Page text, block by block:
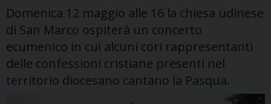
Domenica 12 maggio alle 16 la chiesa udinese
di San Marco ospiterà un concerto
ecumenico in cui alcuni cori rappresentanti
delle confessioni cristiane presenti nel
territorio diocesano cantano la Pasqua.